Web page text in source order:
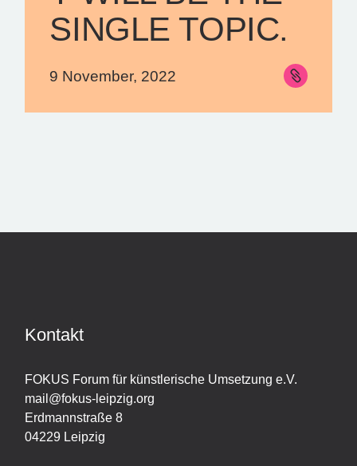
SINGLE TOPIC.
9 November, 2022
Kontakt
FOKUS Forum für künstlerische Umsetzung e.V.
mail@fokus-leipzig.org
Erdmannstraße 8
04229 Leipzig